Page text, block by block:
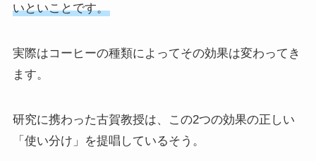
いといことです。
実際はコーヒーの種類によってその効果は変わってき
ます。
研究に携わった古賀教授は、この2つの効果の正しい
「使い分け」を提唱しているそう。